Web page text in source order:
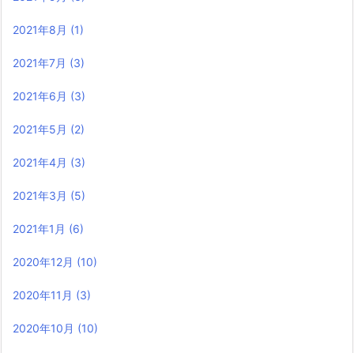
2021年8月 (1)
2021年7月 (3)
2021年6月 (3)
2021年5月 (2)
2021年4月 (3)
2021年3月 (5)
2021年1月 (6)
2020年12月 (10)
2020年11月 (3)
2020年10月 (10)